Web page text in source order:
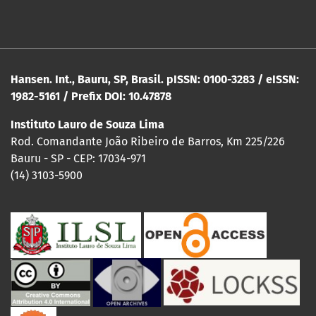
Hansen. Int., Bauru, SP, Brasil. pISSN: 0100-3283 / eISSN:
1982-5161 / Prefix DOI: 10.47878
Instituto Lauro de Souza Lima
Rod. Comandante João Ribeiro de Barros, Km 225/226
Bauru - SP - CEP: 17034-971
(14) 3103-5900